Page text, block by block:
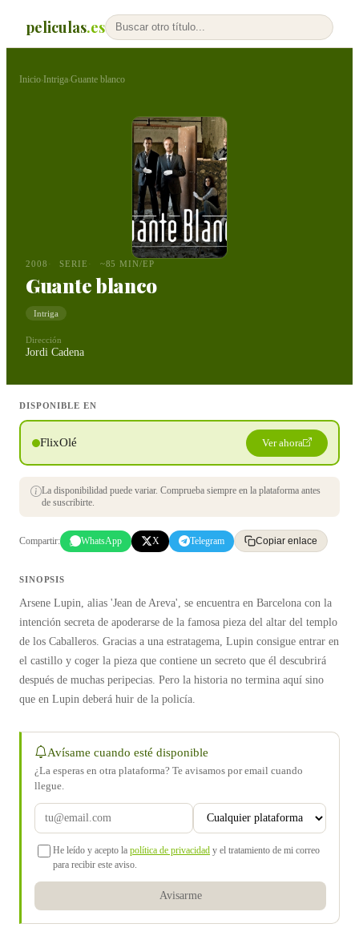
peliculas.es
Inicio›Intriga›Guante blanco
2008 SERIE ~85 MIN/EP
Guante blanco
Intriga
Dirección
Jordi Cadena
DISPONIBLE EN
FlixOlé Ver ahora
La disponibilidad puede variar. Comprueba siempre en la plataforma antes
de suscribirte.
Compartir: WhatsApp X Telegram Copiar enlace
SINOPSIS
Arsene Lupin, alias 'Jean de Areva', se encuentra en Barcelona con la
intención secreta de apoderarse de la famosa pieza del altar del templo
de los Caballeros. Gracias a una estratagema, Lupin consigue entrar en
el castillo y coger la pieza que contiene un secreto que él descubrirá
después de muchas peripecias. Pero la historia no termina aquí sino
que en Lupin deberá huir de la policía.
Avísame cuando esté disponible
¿La esperas en otra plataforma? Te avisamos por email cuando
llegue.
He leído y acepto la política de privacidad y el tratamiento de mi correo
para recibir este aviso.
Avisarme